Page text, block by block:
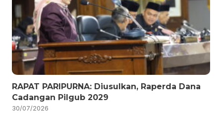
RAPAT PARIPURNA: Diusulkan, Raperda Dana
Cadangan Pilgub 2029
30/07/2026